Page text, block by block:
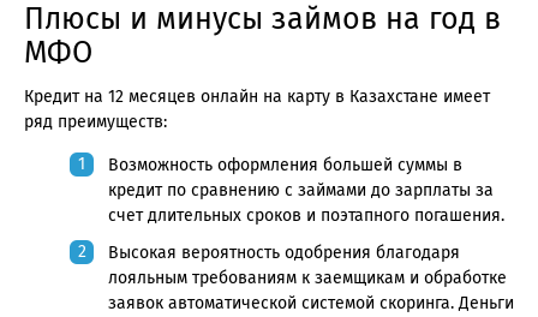
Плюсы и минусы займов на год в
МФО
Кредит на 12 месяцев онлайн на карту в Казахстане имеет
ряд преимуществ:
Возможность оформления большей суммы в
кредит по сравнению с займами до зарплаты за
счет длительных сроков и поэтапного погашения.
Высокая вероятность одобрения благодаря
лояльным требованиям к заемщикам и обработке
заявок автоматической системой скоринга. Деньги